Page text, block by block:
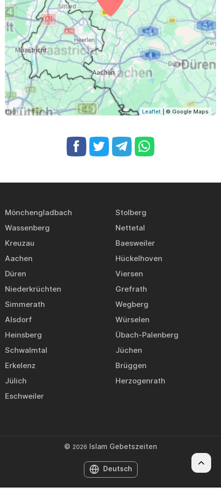
Leaflet | © Google Maps
Mönchengladbach
Stolberg
Wassenberg
Nettetal
Kreuzau
Baesweiler
Aachen
Hückelhoven
Düren
Viersen
Niederkrüchten
Grefrath
Simmerath
Wegberg
Alsdorf
Würselen
Heinsberg
Übach-Palenberg
Schwalmtal
Jüchen
Erkelenz
Brüggen
Jülich
Herzogenrath
Eschweiler
© 2026 Islam Gebetszeiten
Deutsch